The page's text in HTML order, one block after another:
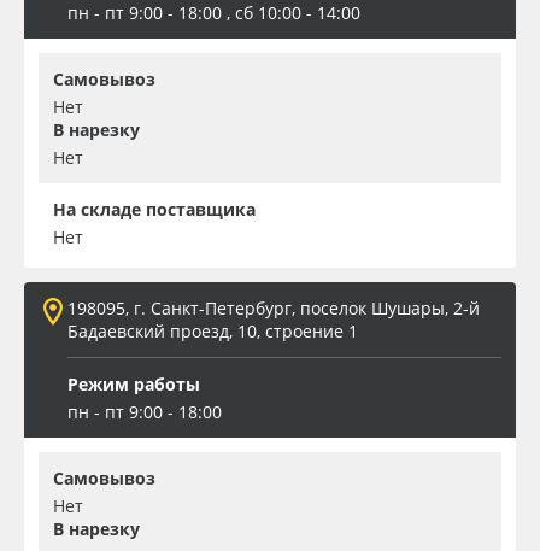
пн - пт 9:00 - 18:00 , сб 10:00 - 14:00
Самовывоз
Нет
В нарезку
Нет
На складе поставщика
Нет
198095, г. Санкт-Петербург, поселок Шушары, 2-й
Бадаевский проезд, 10, строение 1
Режим работы
пн - пт 9:00 - 18:00
Самовывоз
Нет
В нарезку